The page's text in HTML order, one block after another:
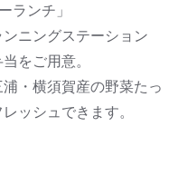
ランチ」
ニングステーション
をご用意。
・横須賀産の野菜たっ
ッシュできます。